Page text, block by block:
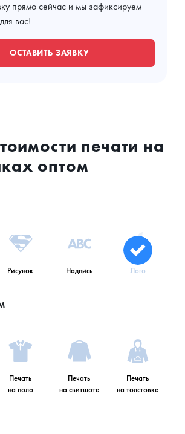
прямо сейчас и мы зафиксируем
вас!
ОСТАВИТЬ ЗАЯВКУ
печати на
оптом
Рисунок Надпись Лого
Печать
на поло
Печать
на свитшоте
Печать
на толстовке